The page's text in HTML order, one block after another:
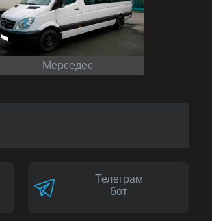
Мерседес
Телеграм
бот